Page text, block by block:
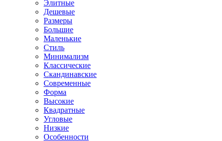
Элитные
Дешевые
Размеры
Большие
Маленькие
Стиль
Минимализм
Классические
Скандинавские
Современные
Форма
Высокие
Квадратные
Угловые
Низкие
Особенности